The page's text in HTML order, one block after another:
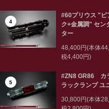
4
#60プリウス "ピ
ク+金属調" セン
ター
48,400円(本体
税4,400円)
5
#ZN8 GR86 カ
ラックランプ ユ
30,800円(本体